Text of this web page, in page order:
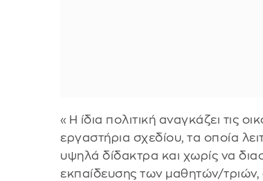
«Η ίδια πολιτική αναγκάζει τις
εργαστήρια σχεδίου, τα οποία
υψηλά δίδακτρα και χωρίς να
εκπαίδευσης των μαθητών/τριών,